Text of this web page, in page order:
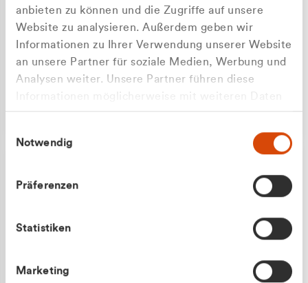
anbieten zu können und die Zugriffe auf unsere
Website zu analysieren. Außerdem geben wir
Informationen zu Ihrer Verwendung unserer Website
an unsere Partner für soziale Medien, Werbung und
Analysen weiter. Unsere Partner führen diese
zusammen, die Sie ihnen bereitgestellt haben oder
gesammelt haben.
Notwendig
Präferenzen
Statistiken
Marketing
Apilash Balanesan